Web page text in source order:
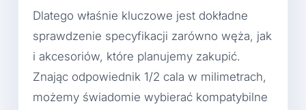
Dlatego właśnie kluczowe jest dokładne
sprawdzenie specyfikacji zarówno węża, jak
i akcesoriów, które planujemy zakupić.
Znając odpowiednik 1/2 cala w milimetrach,
możemy świadomie wybierać kompatybilne